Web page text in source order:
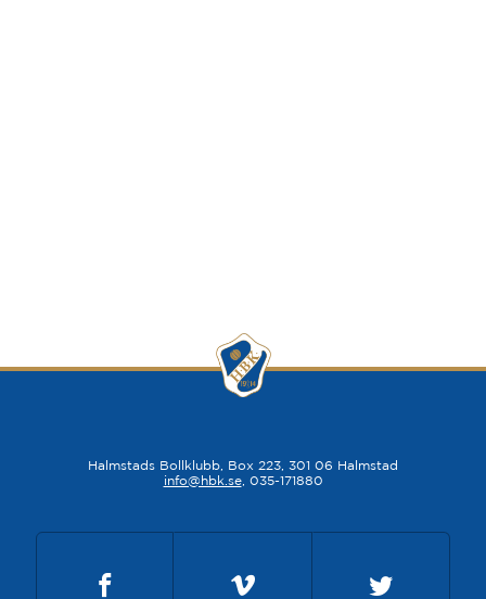
Halmstads Bollklubb, Box 223, 301 06 Halmstad
info@hbk.se, 035-171880